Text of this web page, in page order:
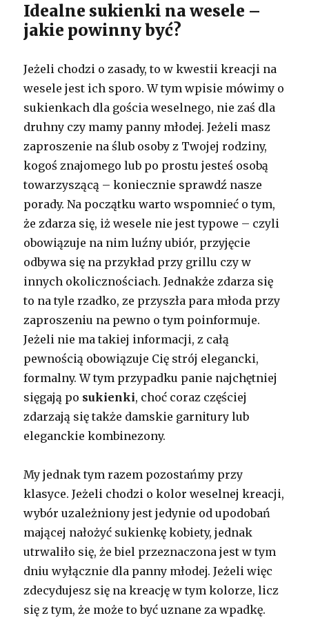
Idealne sukienki na wesele –
jakie powinny być?
Jeżeli chodzi o zasady, to w kwestii kreacji na
wesele jest ich sporo. W tym wpisie mówimy o
sukienkach dla gościa weselnego, nie zaś dla
druhny czy mamy panny młodej. Jeżeli masz
zaproszenie na ślub osoby z Twojej rodziny,
kogoś znajomego lub po prostu jesteś osobą
towarzyszącą – koniecznie sprawdź nasze
porady. Na początku warto wspomnieć o tym,
że zdarza się, iż wesele nie jest typowe – czyli
obowiązuje na nim luźny ubiór, przyjęcie
odbywa się na przykład przy grillu czy w
innych okolicznościach. Jednakże zdarza się
to na tyle rzadko, ze przyszła para młoda przy
zaproszeniu na pewno o tym poinformuje.
Jeżeli nie ma takiej informacji, z całą
pewnością obowiązuje Cię strój elegancki,
formalny. W tym przypadku panie najchętniej
sięgają po sukienki, choć coraz częściej
zdarzają się także damskie garnitury lub
eleganckie kombinezony.
My jednak tym razem pozostańmy przy
klasyce. Jeżeli chodzi o kolor weselnej kreacji,
wybór uzależniony jest jedynie od upodobań
mającej nałożyć sukienkę kobiety, jednak
utrwaliło się, że biel przeznaczona jest w tym
dniu wyłącznie dla panny młodej. Jeżeli więc
zdecydujesz się na kreację w tym kolorze, licz
się z tym, że może to być uznane za wpadkę.